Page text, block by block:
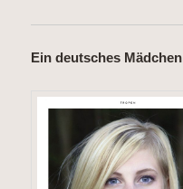
Ein deutsches Mädchen